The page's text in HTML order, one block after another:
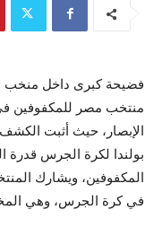
فضيحة كبرى داخل منخب
منتخب مصر للمكفوفين
الإبصار، حيث أثبت
بولندا لكرة الجرس قدرة
المكفوفين، ويشارك
في كرة الجرس، وهي